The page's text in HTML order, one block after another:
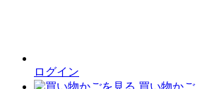
ログイン
買い物かご